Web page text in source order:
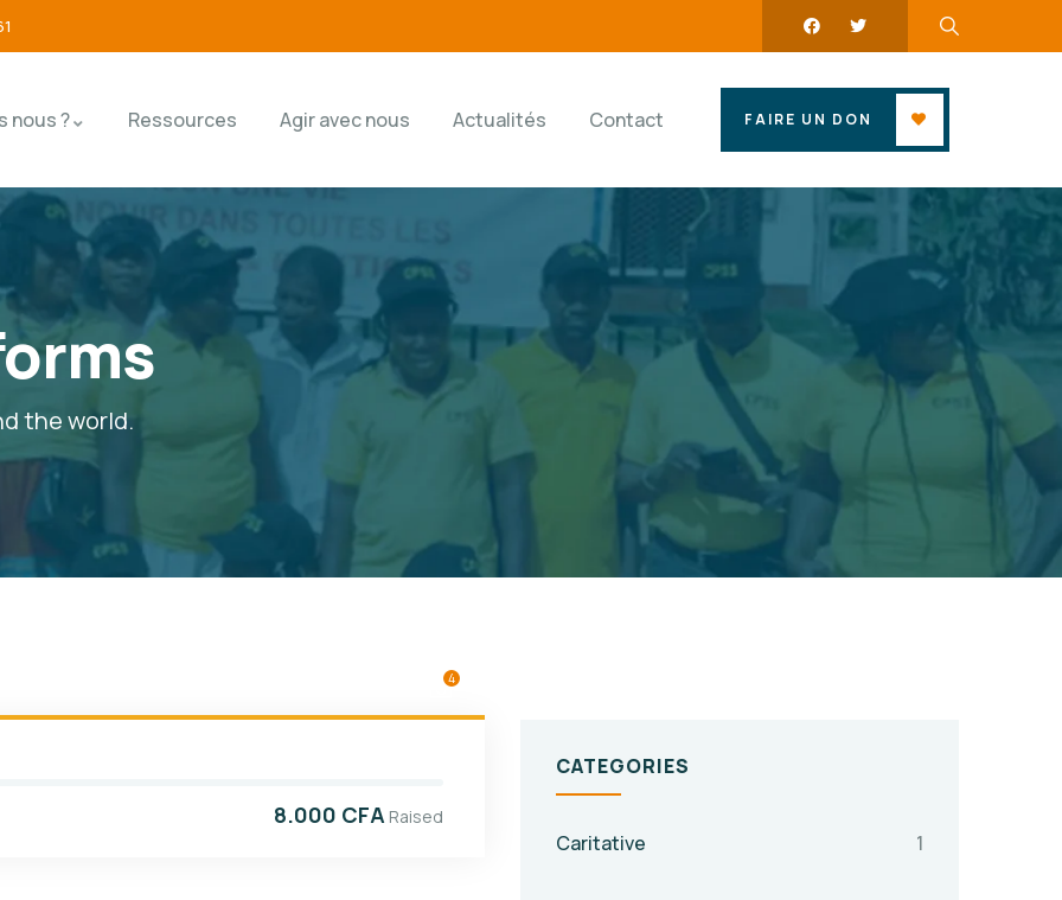
nous ? Ressources Agir avec nous Actualités Contact FAIRE UN DON
the world.
4
8.000 CFA Raised
CATEGORIES
Caritative 1